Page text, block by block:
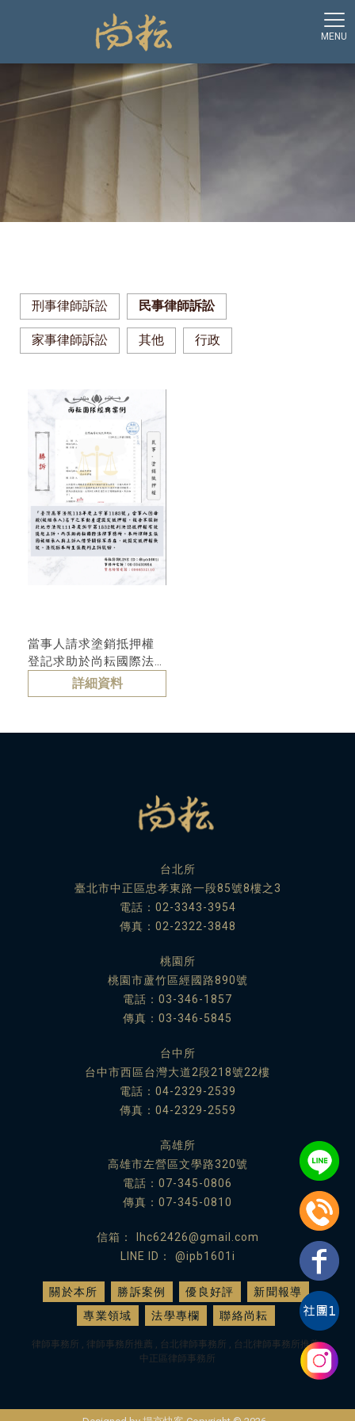
民事律師訴訟-塗
刑事律師訴訟 民事律師訴訟
家事律師訴訟 其他 行政
當事人請求塗銷抵押權
登記求助於尚耘國際法
律事務所-二審答辯勝訴
詳細資料
台北所
臺北市中正區忠孝東路一段85號8樓之3
電話： 02-3343-3954
傳真：02-2322-3848
桃園所
桃園市蘆竹區經國路890號
電話： 03-346-1857
傳真：03-346-5845
台中所
台中市西區台灣大道2段218號22樓
電話： 04-2329-2539
傳真：04-2329-2559
高雄所
高雄市左營區文學路320號
電話： 07-345-0806
傳真：07-345-0810
lhc62426@gmail.com
@ipb1601i
關於本所 勝訴案例 優良好評
新聞報導
專業領域
法學專欄 聯絡尚耘
律師事務所 律師事務所推薦 台北律師事務所
台北律師事務所推薦
中正區律師事務所